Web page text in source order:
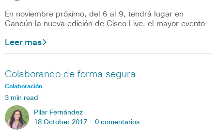
En noviembre próximo, del 6 al 9, tendrá lugar en
Cancún la nueva edición de Cisco Live, el mayor evento
Leer mas
Colaborando de forma segura
Colaboración
3 min read
Pilar Fernández
18 October 2017 - 0 comentarios